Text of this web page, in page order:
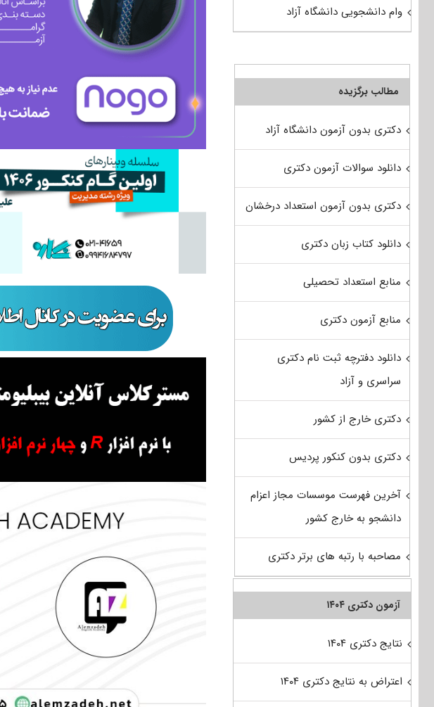
وام دانشجویی دانشگاه آزاد
مطالب برگزیده
دکتری بدون آزمون دانشگاه آزاد
دانلود سوالات آزمون دکتری
دکتری بدون آزمون استعداد درخشان
دانلود کتاب زبان دکتری
منابع استعداد تحصیلی
منابع آزمون دکتری
دانلود دفترچه ثبت نام دکتری
سراسری و آزاد
دکتری خارج از کشور
دکتری بدون کنکور پردیس
آخرین فهرست موسسات مجاز اعزام
دانشجو به خارج کشور
مصاحبه با رتبه های برتر دکتری
آزمون دکتری ۱۴۰۴
نتایج دکتری ۱۴۰۴
اعتراض به نتایج دکتری ۱۴۰۴